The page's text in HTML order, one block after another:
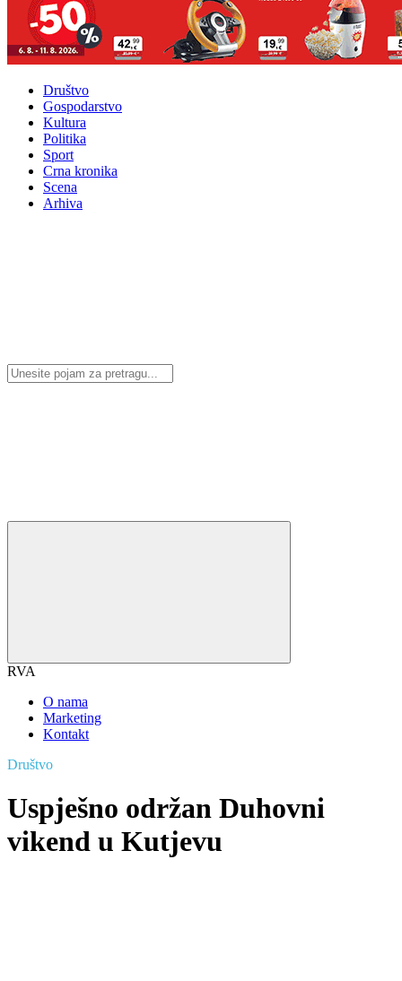
Društvo
Gospodarstvo
Kultura
Politika
Sport
Crna kronika
Scena
Arhiva
RVA
O nama
Marketing
Kontakt
Društvo
Uspješno održan Duhovni
vikend u Kutjevu